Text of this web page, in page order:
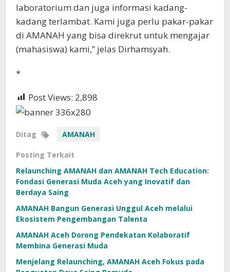
laboratorium dan juga informasi kadang-
kadang terlambat. Kami juga perlu pakar-pakar
di AMANAH yang bisa direkrut untuk mengajar
(mahasiswa) kami,” jelas Dirhamsyah.
*
Post Views: 2,898
Ditag AMANAH
Posting Terkait
Relaunching AMANAH dan AMANAH Tech Education:
Fondasi Generasi Muda Aceh yang Inovatif dan
Berdaya Saing
AMANAH Bangun Generasi Unggul Aceh melalui
Ekosistem Pengembangan Talenta
AMANAH Aceh Dorong Pendekatan Kolaboratif
Membina Generasi Muda
Menjelang Relaunching, AMANAH Aceh Fokus pada